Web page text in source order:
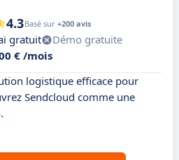
4.3Basé sur +200 avis
gratuit
Démo gratuite
€ /mois
logistique efficace pour
Sendcloud comme une